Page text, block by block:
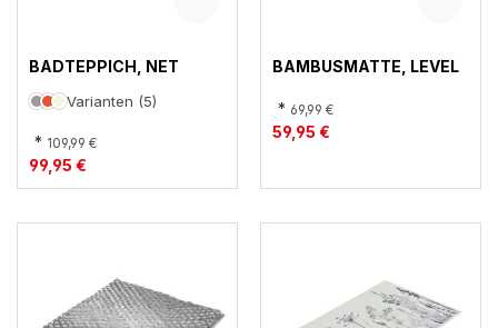
BADTEPPICH, NET
Varianten (5)
* 109,99 €
99,95 €
BAMBUSMATTE, LEVEL
* 69,99 €
59,95 €